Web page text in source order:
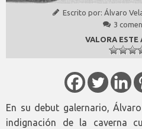
Escrito por: Álvaro
3
VALORA ESTE
En su debut galernario,
indignación de la caverna